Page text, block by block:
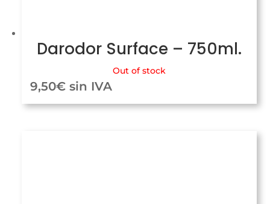
Darodor Surface – 750ml.
Out of stock
9,50€ sin IVA